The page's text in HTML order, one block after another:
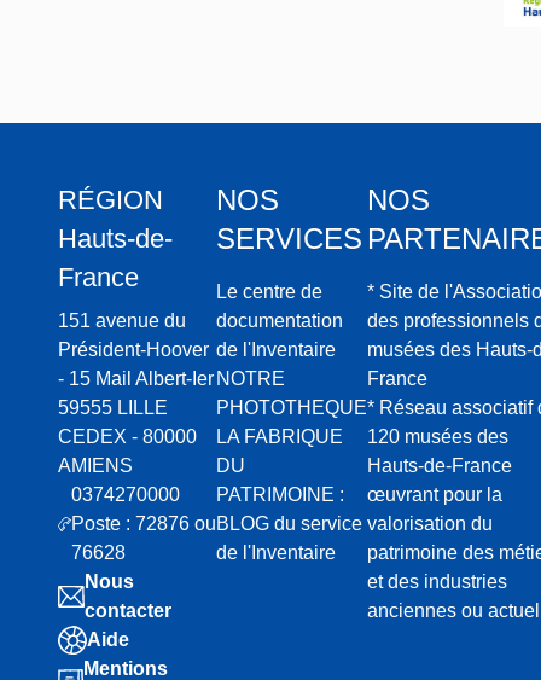
RÉGION
Hauts-de-
France
151 avenue du
Président-Hoover
- 15 Mail Albert-Ier
59555 LILLE
CEDEX - 80000
AMIENS
0374270000
Poste : 72876 ou
76628
Nous
contacter
Aide
Mentions
NOS
SERVICES
Le centre de
documentation
de l'Inventaire
NOTRE
PHOTOTHEQUE
LA FABRIQUE
DU
PATRIMOINE :
BLOG du service
de l'Inventaire
NOS
* Site de
des professionnels
musées des Hauts-
France
* Réseau associatif
120 musées des
Hauts-de-France
œuvrant pour la
valorisation du
patrimoine des
et des industries
anciennes ou